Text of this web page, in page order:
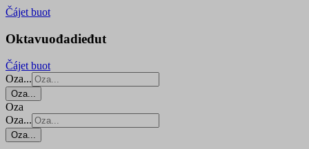
Čájet buot
Oktavuođadieđut
Čájet buot
Oza...
Oza...
Oza
Oza...
Oza...